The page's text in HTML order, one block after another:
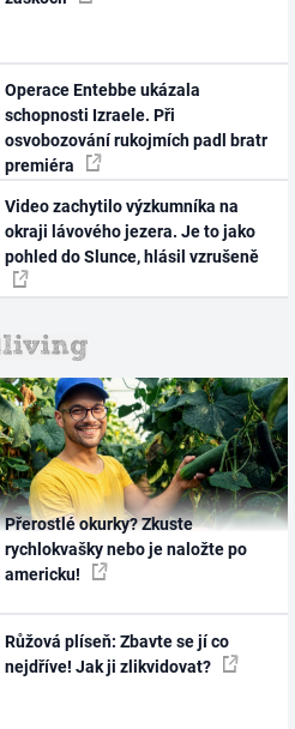
Operace Entebbe ukázala
schopnosti Izraele. Při
osvobozování rukojmích padl bratr
premiéra
Video zachytilo výzkumníka na
okraji lávového jezera. Je to jako
pohled do Slunce, hlásil vzrušeně
Přerostlé okurky? Zkuste
rychlokvašky nebo je naložte po
americku!
Růžová plíseň: Zbavte se jí co
nejdříve! Jak ji zlikvidovat?